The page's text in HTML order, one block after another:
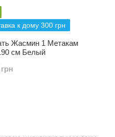
к дому 300 грн
Жасмин 1 Метакам
см Белый